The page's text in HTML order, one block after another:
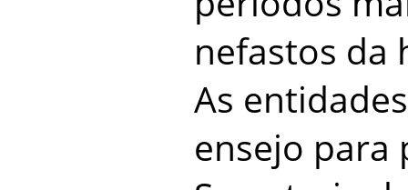
nefastos da
As
ensejo para